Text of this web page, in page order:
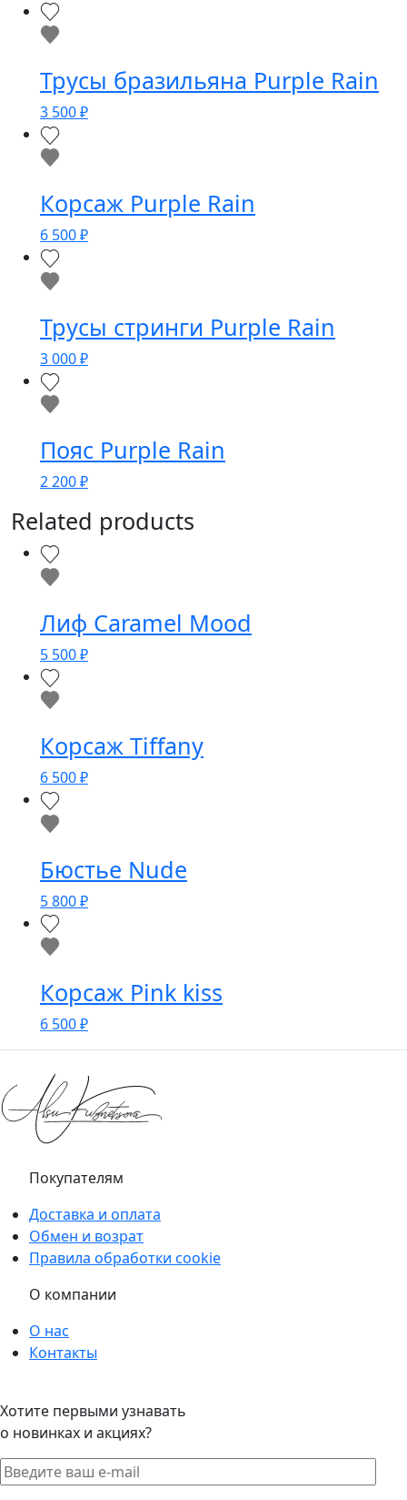
Трусы бразильяна Purple Rain
3 500₽
Корсаж Purple Rain
6 500₽
Трусы стринги Purple Rain
3 000₽
Пояс Purple Rain
2 200₽
Related products
Лиф Caramel Mood
5 500₽
Корсаж Tiffany
6 500₽
Бюстье Nude
5 800₽
Корсаж Pink kiss
6 500₽
Покупателям
Доставка и оплата
Обмен и возрат
Правила обработки cookie
О компании
О нас
Контакты
Хотите первыми узнавать
о новинках и акциях?